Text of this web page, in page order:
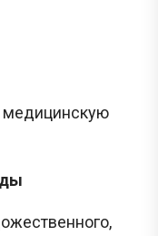
медицинскую